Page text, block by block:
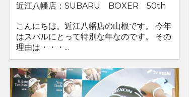
近江八幡店：SUBARU BOXER 50th
こんにちは。近江八幡店の山根です。 今年
はスバルにとって特別な年なのです。 その
理由は・・・...